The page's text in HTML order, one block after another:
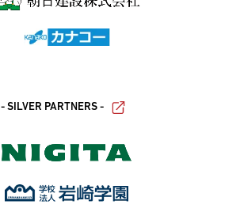
- SILVER PARTNERS -